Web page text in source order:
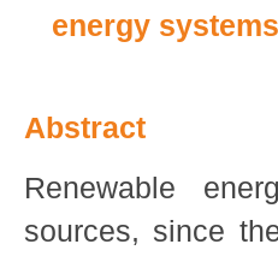
energy
Abstract
Renewable
sources, since